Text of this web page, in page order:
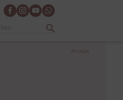
Anzeige